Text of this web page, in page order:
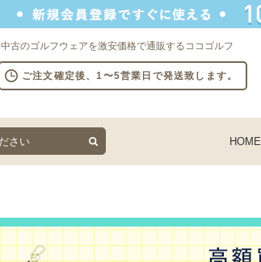
中古のゴルフウェアを激安価格で通販するココゴルフ
ご注文確定後、1〜5営業日で発送致します。
HOME